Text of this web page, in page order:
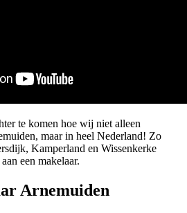
te komen hoe wij niet alleen
maar in heel Nederland! Zo
Kamperland en Wissenkerke
een makelaar.
Arnemuiden